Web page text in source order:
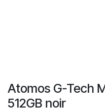
Atomos G-Tech
512GB noir